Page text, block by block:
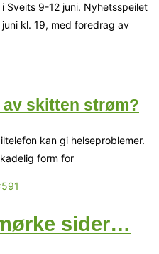
Sveits 9-12 juni. Nyhetsspeilet
kl. 19, med foredrag av
skitten strøm?
kan gi helseproblemer.
form for
sider…